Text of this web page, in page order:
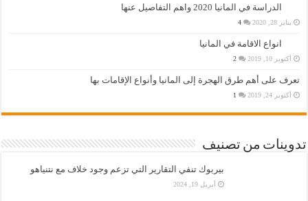
الدراسة في المانيا 2020 واهم التفاصيل عنها
يناير 28, 2020 4
انواع الاقامة في المانيا
أكتوبر 10, 2019 2
تعرف على أهم طرق الهجرة إلى المانيا وأنواع الإقامات بها
أكتوبر 24, 2019 1
تدوينات من تصنيف
بيربوك تنفي التقارير التي تزعم وجود خلاف مع نتنياهو
أبريل 19, 2024